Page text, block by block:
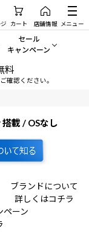
カート 店舗情報 メニュー
ン
・ゲーム向けパソコン
向け
パソコン
コン
ツ別
セール
キャンペーン
セール・キャンペー
アウトレットパソコン
すべて新品の旧モデル製品
おすすめ目玉パソコン
今イチオシのパソコンをピ
料
確認ください。
載 / OSなし
ブランドについて
詳しくはコチラ
ペーン